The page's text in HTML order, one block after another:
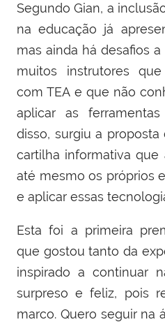
Segundo Gian, a
na educação já
mas ainda há desafios a
muitos instrutores
com TEA e que não
aplicar as
disso, surgiu a
cartilha informativa que
até mesmo os próprios
e aplicar essas
Esta foi a primeira
que gostou tanto da
inspirado a continuar
surpreso e feliz, pois
marco. Quero seguir na